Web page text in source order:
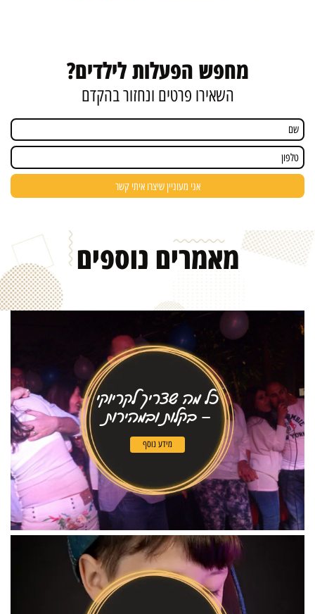
מחפש הפעלות לילדים?
השאירו פרטים ונחזור בהקדם
מאמרים נוספים
כל מה שצריך לקריוקי
– בקלות ובמהירות
מידע נוסף